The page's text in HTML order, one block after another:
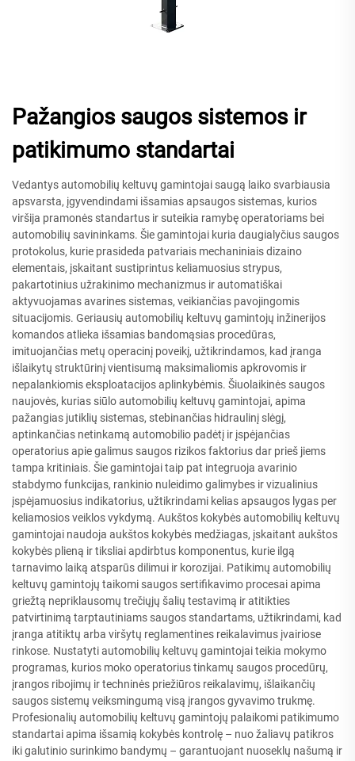
Pažangios saugos sistemos ir
patikimumo standartai
Vedantys automobilių keltuvų gamintojai saugą laiko svarbiausia
apsvarsta, įgyvendindami išsamias apsaugos sistemas, kurios
viršija pramonės standartus ir suteikia ramybę operatoriams bei
automobilių savininkams. Šie gamintojai kuria daugialyčius saugos
protokolus, kurie prasideda patvariais mechaniniais dizaino
elementais, įskaitant sustiprintus keliamuosius strypus,
pakartotinius užrakinimo mechanizmus ir automatiškai
aktyvuojamas avarines sistemas, veikiančias pavojingomis
situacijomis. Geriausių automobilių keltuvų gamintojų inžinerijos
komandos atlieka išsamias bandomąsias procedūras,
imituojančias metų operacinį poveikį, užtikrindamos, kad įranga
išlaikytų struktūrinį vientisumą maksimaliomis apkrovomis ir
nepalankiomis eksploatacijos aplinkybėmis. Šiuolaikinės saugos
naujovės, kurias siūlo automobilių keltuvų gamintojai, apima
pažangias jutiklių sistemas, stebinančias hidraulinį slėgį,
aptinkančias netinkamą automobilio padėtį ir įspėjančias
operatorius apie galimus saugos rizikos faktorius dar prieš jiems
tampa kritiniais. Šie gamintojai taip pat integruoja avarinio
stabdymo funkcijas, rankinio nuleidimo galimybes ir vizualinius
įspėjamuosius indikatorius, užtikrindami kelias apsaugos lygas per
keliamosios veiklos vykdymą. Aukštos kokybės automobilių keltuvų
gamintojai naudoja aukštos kokybės medžiagas, įskaitant aukštos
kokybės plieną ir tiksliai apdirbtus komponentus, kurie ilgą
tarnavimo laiką atsparūs dilimui ir korozijai. Patikimų automobilių
keltuvų gamintojų taikomi saugos sertifikavimo procesai apima
griežtą nepriklausomų trečiųjų šalių testavimą ir atitikties
patvirtinimą tarptautiniams saugos standartams, užtikrindami, kad
įranga atitiktų arba viršytų reglamentines reikalavimus įvairiose
rinkose. Nustatyti automobilių keltuvų gamintojai teikia mokymo
programas, kurios moko operatorius tinkamų saugos procedūrų,
įrangos ribojimų ir techninės priežiūros reikalavimų, išlaikančių
saugos sistemų veiksmingumą visą įrangos gyvavimo trukmę.
Profesionalių automobilių keltuvų gamintojų palaikomi patikimumo
standartai apima išsamią kokybės kontrolę – nuo žaliavų patikros
iki galutinio surinkimo bandymų – garantuojant nuoseklų našumą ir